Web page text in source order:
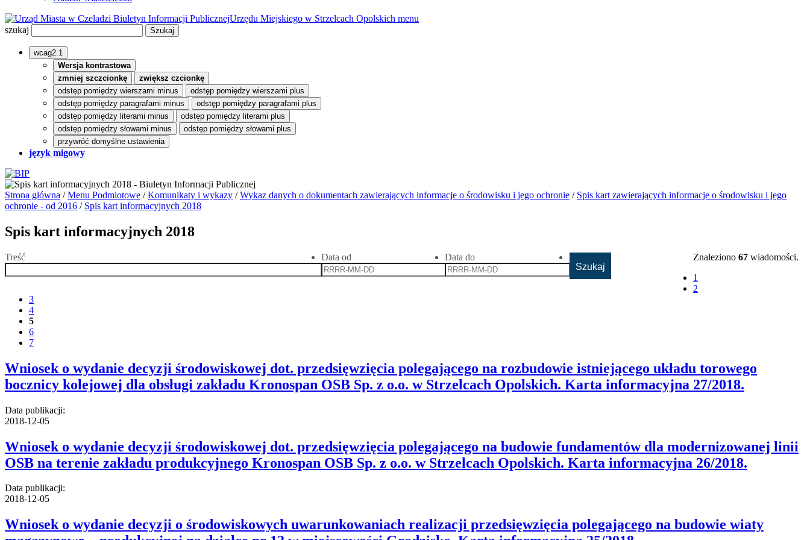
Biuletyn Informacji PublicznejUrzędu Miejskiego w Strzelcach Opolskich menu
szukaj
wcag2.1
Wersja kontrastowa
zmniej szczcionkę
zwiększ czcionkę
odstęp pomiędzy wierszami minus
odstęp pomiędzy wierszami plus
odstęp pomiędzy paragrafami minus
odstęp pomiędzy paragrafami plus
odstęp pomiędzy literami minus
odstęp pomiędzy literami plus
odstęp pomiędzy słowami minus
odstęp pomiędzy słowami plus
przywróć domyślne ustawienia
język migowy
Strona główna /Menu Podmiotowe /Komunikaty i wykazy /Wykaz danych o dokumentach zawierających informacje o środowisku i jego ochronie / Spis kart zawierających informacje o środowisku i jego
ochronie - od 2016 / Spis kart informacyjnych 2018
Spis kart informacyjnych 2018
Treść Data od Data do Znaleziono 67wiadomości.
1
2
3
4
5
6
7
Wniosek o wydanie decyzji środowiskowej dot. przedsięwzięcia polegającego na rozbudowie istniejącego układu torowego
bocznicy kolejowej dla obsługi zakładu Kronospan OSB Sp. z o.o. w Strzelcach Opolskich. Karta informacyjna 27/2018.
Data publikacji:
2018-12-05
Wniosek o wydanie decyzji środowiskowej dot. przedsięwzięcia polegającego na budowie fundamentów dla modernizowanej linii
OSB na terenie zakładu produkcyjnego Kronospan OSB Sp. z o.o. w Strzelcach Opolskich. Karta informacyjna 26/2018.
Data publikacji:
2018-12-05
Wniosek o wydanie decyzji o środowiskowych uwarunkowaniach realizacji przedsięwzięcia polegającego na budowie wiaty